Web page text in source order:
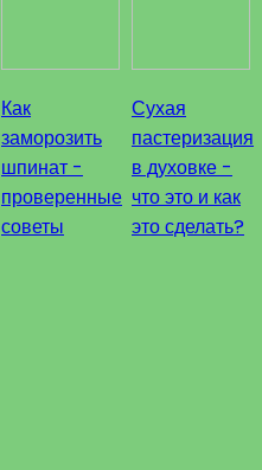
Как
заморозить
шпинат -
проверенные
советы
Сухая
пастеризация
в духовке -
что это и как
это сделать?